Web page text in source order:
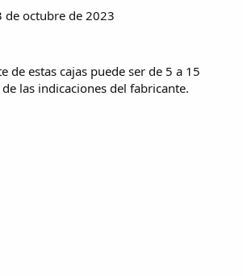
octubre de 2023
de estas cajas puede ser de 5 a 15
las indicaciones del fabricante.